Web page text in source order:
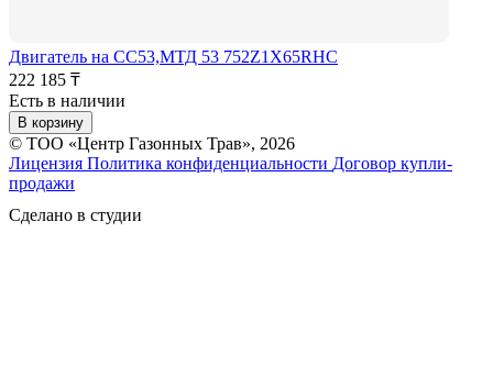
Двигатель на СС53,МТД 53 752Z1X65RHC
222 185 ₸
Есть в наличии
В корзину
© ТОО «Центр Газонных Трав», 2026
Лицензия Политика конфиденциальности Договор купли-
продажи
Сделано в студии